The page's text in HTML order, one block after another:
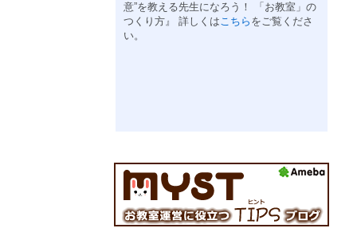
意”を教える先生になろう！ 「お教室」の
つくり方』 詳しくはこちら をご覧くださ
い。